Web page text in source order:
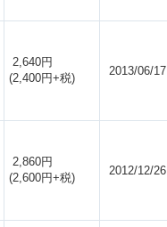
2,640円
(2,400円+税)
2013/06/17
2,860円
(2,600円+税)
2012/12/26